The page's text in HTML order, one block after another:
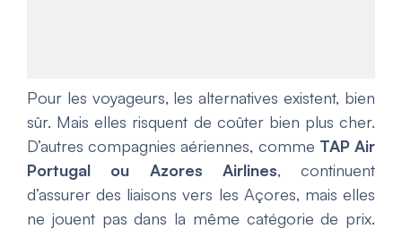
Pour les voyageurs, les alternatives existent, bien
sûr. Mais elles risquent de coûter bien plus cher.
D’autres compagnies aériennes, comme TAP Air
Portugal ou Azores Airlines, continuent
d’assurer des liaisons vers les Açores, mais elles
ne jouent pas dans la même catégorie de prix.